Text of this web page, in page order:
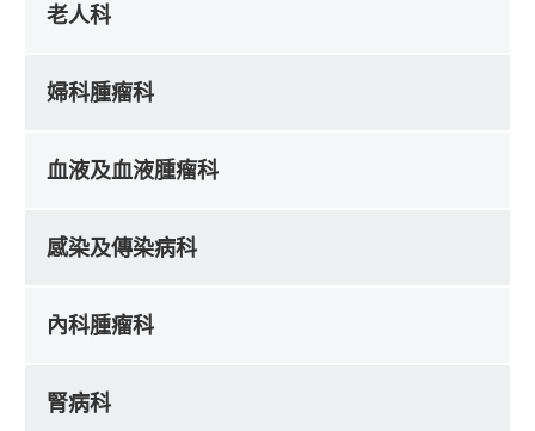
老人科
婦科腫瘤科
血液及血液腫瘤科
感染及傳染病科
內科腫瘤科
腎病科